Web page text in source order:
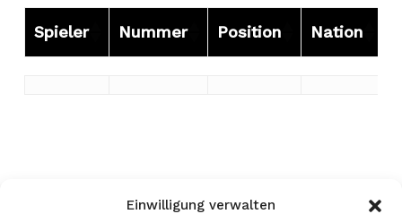
Einwilligung verwalten
Spieler Nummer Position Nation